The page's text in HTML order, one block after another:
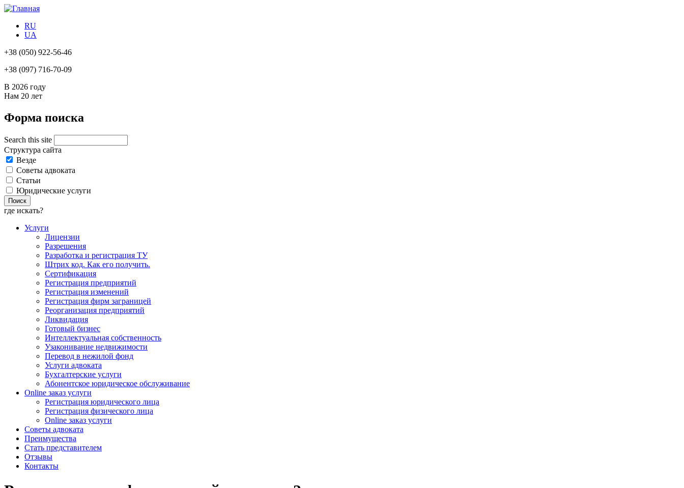
RU
UA
+38 (050) 922-56-46
+38 (097) 716-70-09
В 2026 году
Нам 20 лет
Форма поиска
Search this site
Структура сайта
Везде
Советы адвоката
Статьи
Юридические услуги
где искать?
Услуги
Лицензии
Разрешения
Разработка и регистрация ТУ
Штрих код. Как его получить.
Сертификация
Регистрация предприятий
Регистрация изменений
Регистрация фирм заграницей
Реорганизация предприятий
Ликвидация
Готовый бизнес
Интеллектуальная собственность
Узаконивание недвижимости
Перевод в нежилой фонд
Услуги адвоката
Бухгалтерские услуги
Абонентское юридическое обслуживание
Online заказ услуги
Регистрация юридического лица
Регистрация физического лица
Online заказ услуги
Советы адвоката
Преимущества
Стать представителем
Отзывы
Контакты